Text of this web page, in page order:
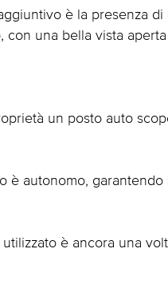
è la presenza
con una bella vista
un posto auto
è autonomo,
è ancora una